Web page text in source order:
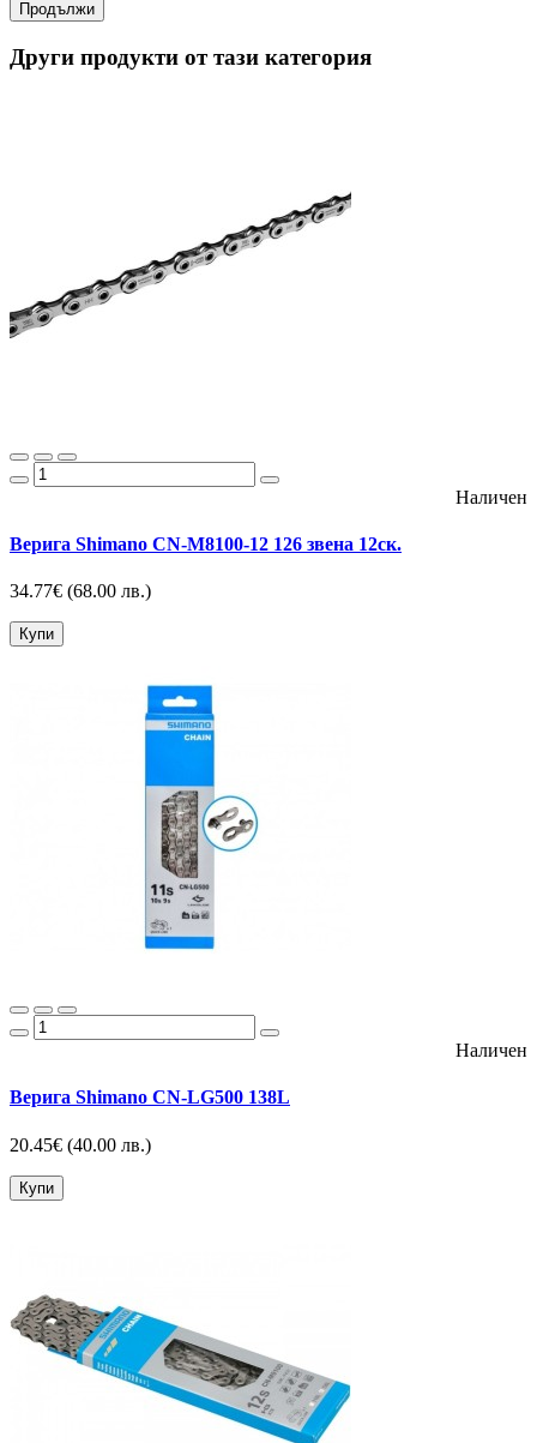
Продължи
Други продукти от тази категория
Наличен
Верига Shimano CN-M8100-12 126 звена 12ск.
34.77€ (68.00 лв.)
Купи
Наличен
Верига Shimano CN-LG500 138L
20.45€ (40.00 лв.)
Купи